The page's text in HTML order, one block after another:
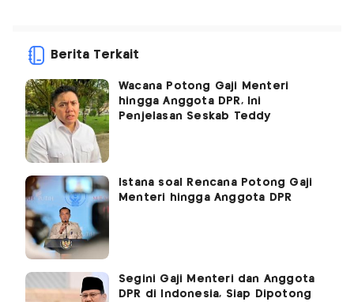
Berita Terkait
Wacana Potong Gaji Menteri
hingga Anggota DPR, Ini
Penjelasan Seskab Teddy
Istana soal Rencana Potong Gaji
Menteri hingga Anggota DPR
Segini Gaji Menteri dan Anggota
DPR di Indonesia, Siap Dipotong